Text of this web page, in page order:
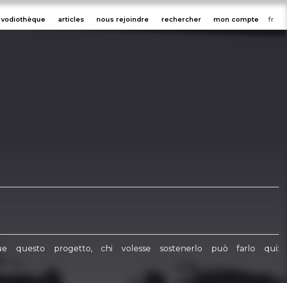
vodiothèque articles nous rejoindre rechercher mon compte
questo progetto, chi volesse sostenerlo può farlo qui: